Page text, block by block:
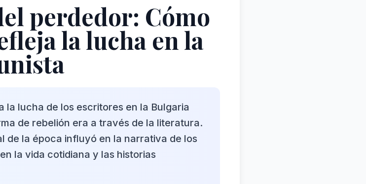
perdedor: Cómo
la lucha en la
la lucha de los escritores en la Bulgaria
de rebelión era a través de la literatura.
de la época influyó en la narrativa de los
la vida cotidiana y las historias